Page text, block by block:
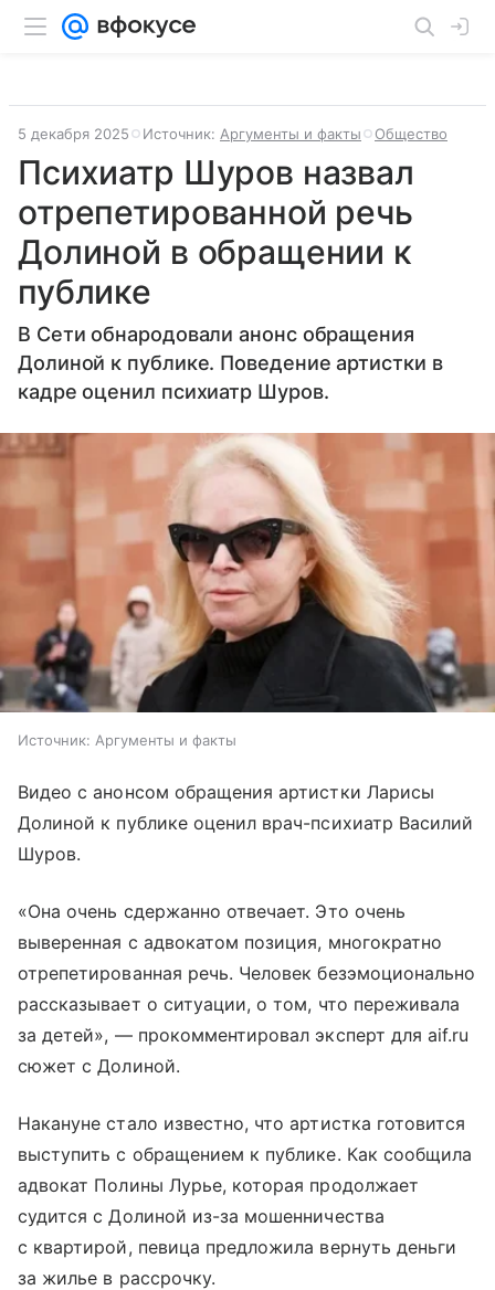
5 декабря 2025 Источник: Аргументы и факты Общество
Психиатр Шуров назвал
отрепетированной речь
Долиной в обращении к
публике
В Сети обнародовали анонс обращения
Долиной к публике. Поведение артистки в
кадре оценил психиатр Шуров.
Источник: Аргументы и факты
Видео с анонсом обращения артистки Ларисы
Долиной к публике оценил врач-психиатр Василий
Шуров.
«Она очень сдержанно отвечает. Это очень
выверенная с адвокатом позиция, многократно
отрепетированная речь. Человек безэмоционально
рассказывает о ситуации, о том, что переживала
за детей», — прокомментировал эксперт для aif.ru
сюжет с Долиной.
Накануне стало известно, что артистка готовится
выступить с обращением к публике. Как сообщила
адвокат Полины Лурье, которая продолжает
судится с Долиной из-за мошенничества
с квартирой, певица предложила вернуть деньги
за жилье в рассрочку.